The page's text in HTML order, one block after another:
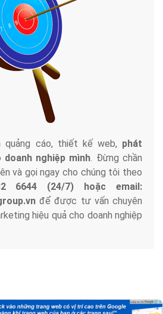
quảng cáo, thiết kế web, phát
nghiệp mình. Đừng chần
và gọi ngay cho chúng tôi theo
6644 (24/7) hoặc email:
để được tư vấn chuyên
hiệu quả cho doanh nghiệp